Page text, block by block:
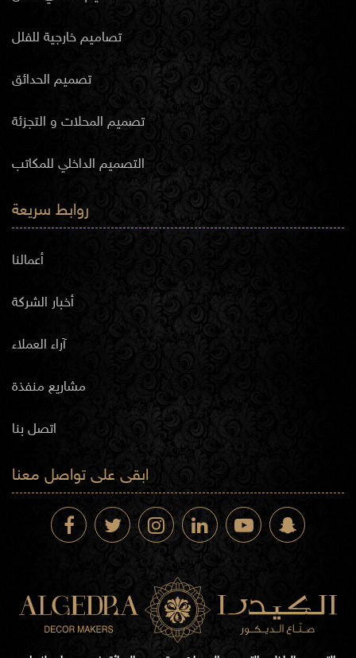
تصاميم خارجية للفلل
تصميم الحدائق
تصميم المحلات و التجزئة
التصميم الداخلي للمكاتب
روابط سريعة
أعمالنا
أخبار الشركة
آراء العملاء
مشاريع منفذة
اتصل بنا
ابقى على تواصل معنا